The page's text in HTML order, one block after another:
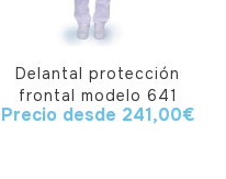
Delantal protección
frontal modelo 641
Precio desde 241,00€